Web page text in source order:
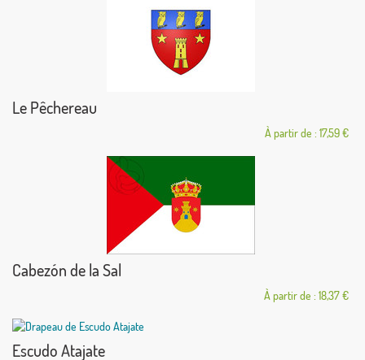
Le Pêchereau
À partir de : 17,59 €
Cabezón de la Sal
À partir de : 18,37 €
Escudo Atajate